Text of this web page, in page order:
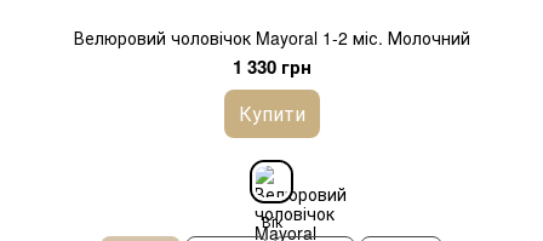
Велюровий чоловічок Mayoral 1-2 міс. Молочний
1 330 грн
Купити
Вік